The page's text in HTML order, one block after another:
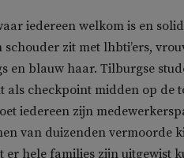
iedereen welkom is en
zit met lhbti’ers,
en blauw haar. Tilburgse
als checkpoint midden op de
iedereen zijn
van duizenden vermoorde
er hele families zijn uitgewist